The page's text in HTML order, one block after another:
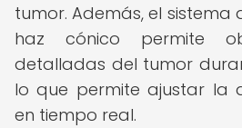
tumor. Además, el
haz cónico permite
detalladas del tumor
lo que permite ajustar la
en tiempo real.